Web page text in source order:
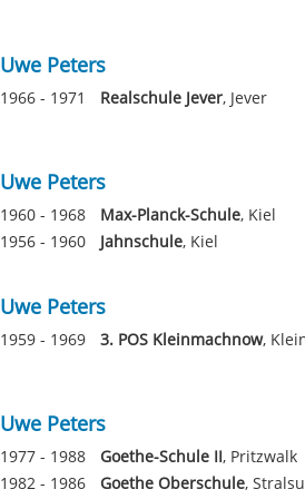
Uwe Peters
1966 - 1971 Realschule Jever, Jever
Uwe Peters
1960 - 1968 Max-Planck-Schule, Kiel
1956 - 1960
Jahnschule, Kiel
Uwe Peters
1959 - 1969 3. POS Kleinmachnow,
Uwe Peters
1977 - 1988 Goethe-Schule II, Pritzwalk
1982 - 1986
Goethe Oberschule,